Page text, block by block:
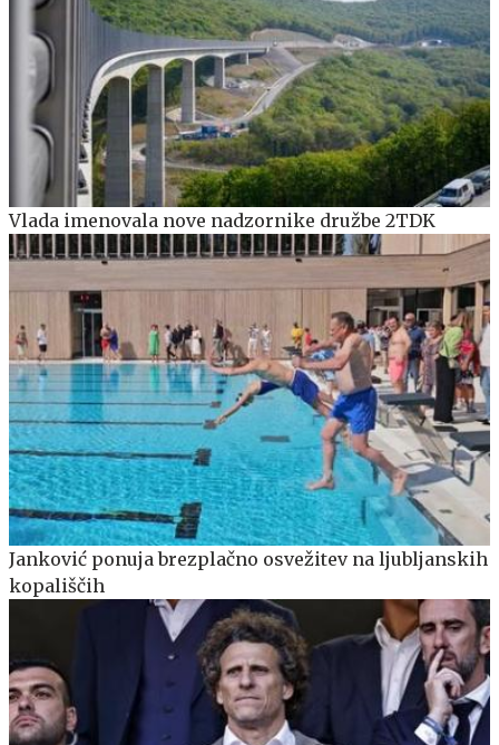
Vlada imenovala nove nadzornike družbe 2TDK
Janković ponuja brezplačno osvežitev na ljubljanskih
kopališčih